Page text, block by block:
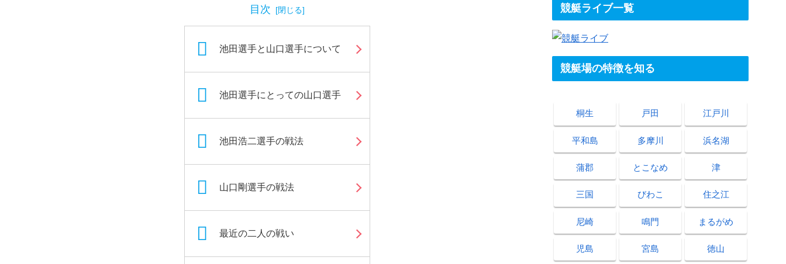
目次
池田選手と山口選手について
池田選手にとっての山口選手
池田浩二選手の戦法
山口剛選手の戦法
最近の二人の戦い
競艇ライブ一覧
競艇場の特徴を知る
桐生 戸田 江戸川
平和島 多摩川 浜名湖
蒲郡 とこなめ 津
三国 びわこ 住之江
尼崎 鳴門 まるがめ
児島 宮島 徳山